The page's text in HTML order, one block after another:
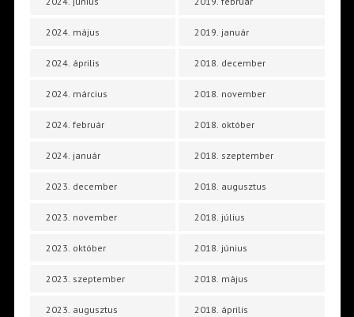
2024. május
2024. április
2024. március
2024. február
2024. január
2023. december
2023. november
2023. október
2023. szeptember
2023. augusztus
2019. január
2018. december
2018. november
2018. október
2018. szeptember
2018. augusztus
2018. július
2018. június
2018. május
2018. április